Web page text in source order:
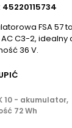
45220115734
FSA 57
AC C3-2,
36 V.
10 - akumulator,
72 Wh